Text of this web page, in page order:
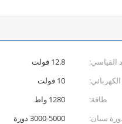
القياسي:
12.8 فولت
10 فولت
طاقة:
1280 واط
سبان:
3000-5000 دورة